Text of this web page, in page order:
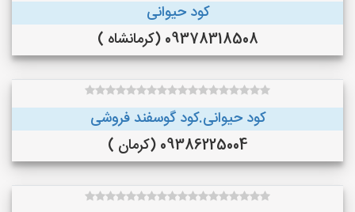
کود حیوانی
09378318508 (کرمانشاه )
کود حیوانی.کود گوسفند فروشی
09386225004 (کرمان )